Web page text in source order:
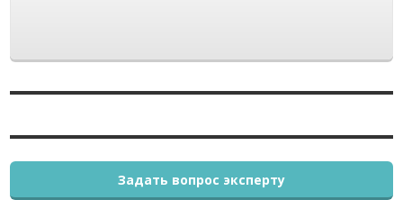
Задать вопрос эксперту